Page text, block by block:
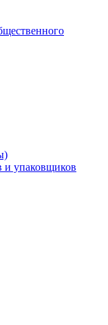
и упаковщиков